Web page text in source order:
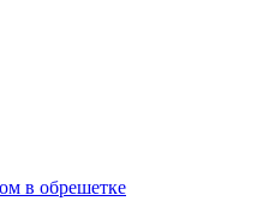
в обрешетке